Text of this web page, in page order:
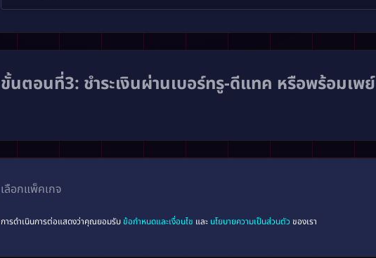
ขั้นตอนที่3: ชำระเงินผ่านเบอร์ทรู-ดีแทค หรือพร้อมเพย์
เลือกแพ็คเกจ
การดำเนินการต่อแสดงว่าคุณยอมรับข้อกำหนดและเงื่อนไข และ นโยบายความเป็นส่วนตัวของเรา